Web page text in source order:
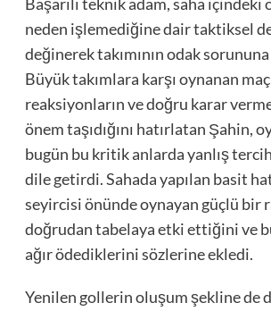
neden işlemediğine dair taktiksel
değinerek takımının odak
Büyük takımlara karşı oynanan
reaksiyonların ve doğru karar
önem taşıdığını hatırlatan Şahin,
bugün bu kritik anlarda yanlış
dile getirdi. Sahada yapılan basit
seyircisi önünde oynayan güçlü bir
doğrudan tabelaya etki ettiğini ve
ağır ödediklerini sözlerine ekledi.
Yenilen gollerin oluşum şekline de